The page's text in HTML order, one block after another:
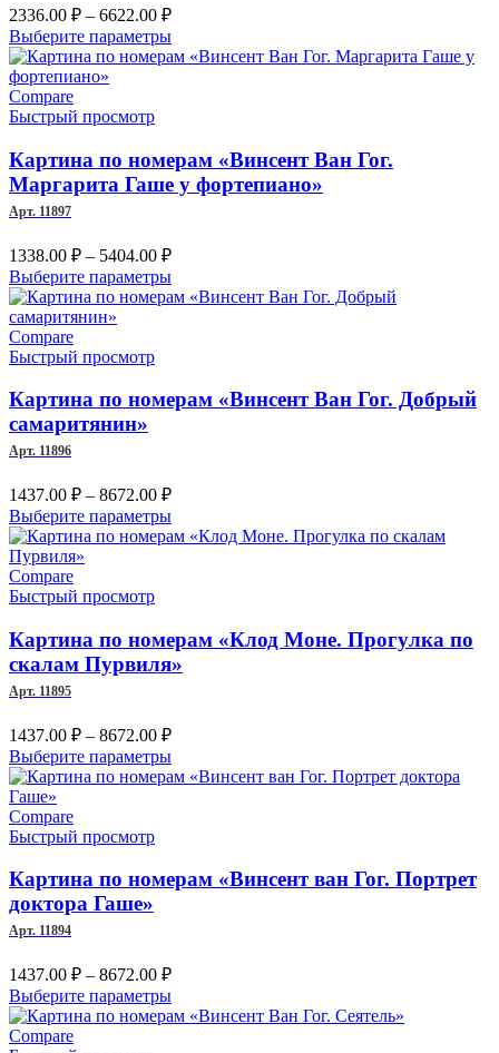
2336.00 ₽ – 6622.00 ₽Диапазон
цен:
2336.00 ₽
Выберите параметрыЭтот
товар
можно
выбрать
на
Compare
Быстрый просмотр
Картина по номерам «Винсент Ван Гог.
Маргарита Гаше у фортепиано»
Арт. 11897
1338.00 ₽ – 5404.00 ₽Диапазон
цен:
1338.00 ₽
Выберите параметрыЭтот
товар
можно
выбрать
Compare
Быстрый просмотр
Картина по номерам «Винсент Ван Гог. Добрый
самаритянин»
Арт. 11896
1437.00 ₽ – 8672.00 ₽Диапазон
цен:
1437.00 ₽
Выберите параметрыЭтот
товар
можно
выбрать
на
Compare
Быстрый просмотр
Картина по номерам «Клод Моне. Прогулка по
скалам Пурвиля»
Арт. 11895
1437.00 ₽ – 8672.00 ₽Диапазон
цен:
1437.00 ₽
Выберите параметрыЭтот
товар
можно
выбрать
Compare
Быстрый просмотр
Картина по номерам «Винсент ван Гог. Портрет
доктора Гаше»
Арт. 11894
1437.00 ₽ – 8672.00 ₽Диапазон
цен:
1437.00 ₽
Выберите параметрыЭтот
товар
Compare